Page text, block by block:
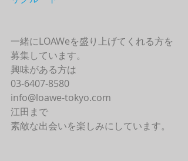
一緒にLOAWeを盛り上げてくれる方を
募集しています。
興味がある方は
03-6407-8580
info@loawe-tokyo.com
江田まで
素敵な出会いを楽しみにしています。